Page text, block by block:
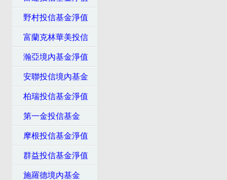
野村投信基金淨值
富蘭克林華美投信
瀚亞境內基金淨值
安聯投信境內基金
柏瑞投信基金淨值
第一金投信基金
摩根投信基金淨值
群益投信基金淨值
施羅德境內基金